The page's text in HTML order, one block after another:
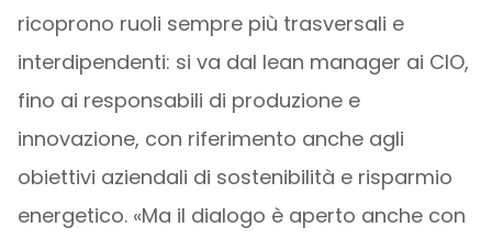
ricoprono ruoli sempre più trasversali e
interdipendenti: si va dal lean manager ai CIO,
fino ai responsabili di produzione e
innovazione, con riferimento anche agli
obiettivi aziendali di sostenibilità e risparmio
energetico. «Ma il dialogo è aperto anche con